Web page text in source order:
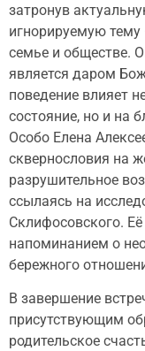
затронув
игнорируемую
семье и обществе.
является даром
поведение влияет
состояние, но и на
Особо Елена
сквернословия на
разрушительное
ссылаясь на
Склифосовского.
напоминанием о
бережного
В завершение
присутствующим
родительское